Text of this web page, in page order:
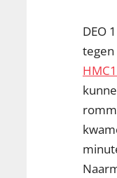
DEO